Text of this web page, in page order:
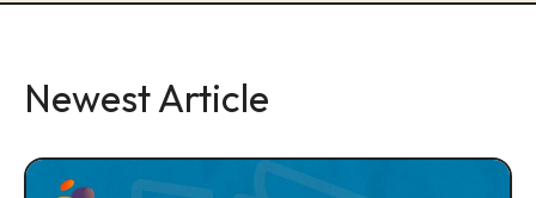
Newest Article